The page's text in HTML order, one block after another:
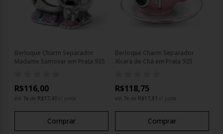
Berloque Charm Separador
Madame Samovar em Prata 925
R$116,00
até 7x de R$17,40c/ juros
Comprar
Berloque Charm Separador
Xícara de Chá em Prata 925
R$118,75
até 7x de R$17,81 c/ juros
Comprar